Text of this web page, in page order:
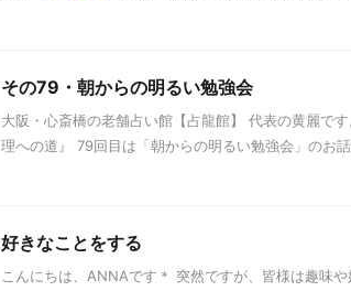
その79・朝からの明るい勉強会
大阪・心斎橋の老舗占い館【占龍館】 代表の黄麗で
理への道』 79回目は「朝からの明るい勉強会」のお
好きなことをする
こんにちは、ANNAです＊ 突然ですが、皆様は趣味